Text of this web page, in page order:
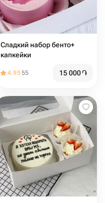
Сладкий набор бенто+
капкейки
4.9555 15 000֏